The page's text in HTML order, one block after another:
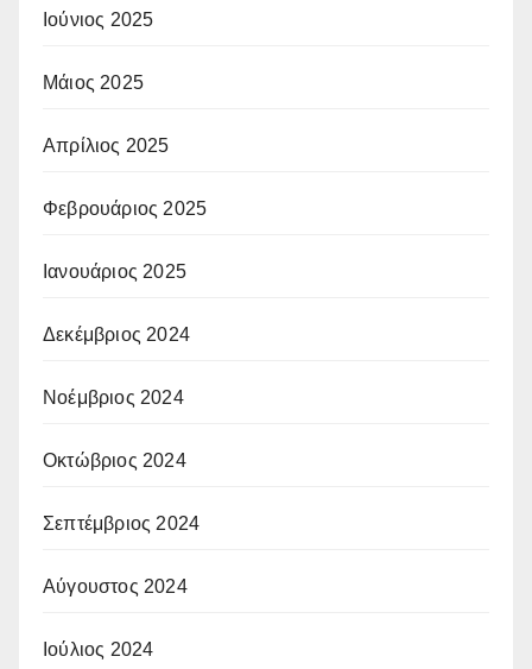
Ιούνιος 2025
Μάιος 2025
Απρίλιος 2025
Φεβρουάριος 2025
Ιανουάριος 2025
Δεκέμβριος 2024
Νοέμβριος 2024
Οκτώβριος 2024
Σεπτέμβριος 2024
Αύγουστος 2024
Ιούλιος 2024